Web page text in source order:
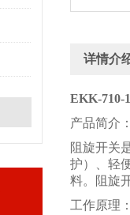
详情介
EKK-710-
产品简介
阻旋开关
护）、轻
料。阻旋
工作原理